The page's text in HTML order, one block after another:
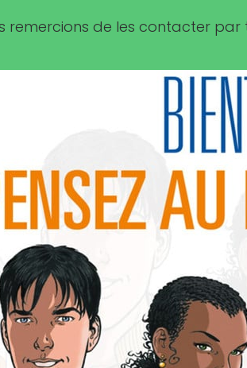
remercions de les contacter par